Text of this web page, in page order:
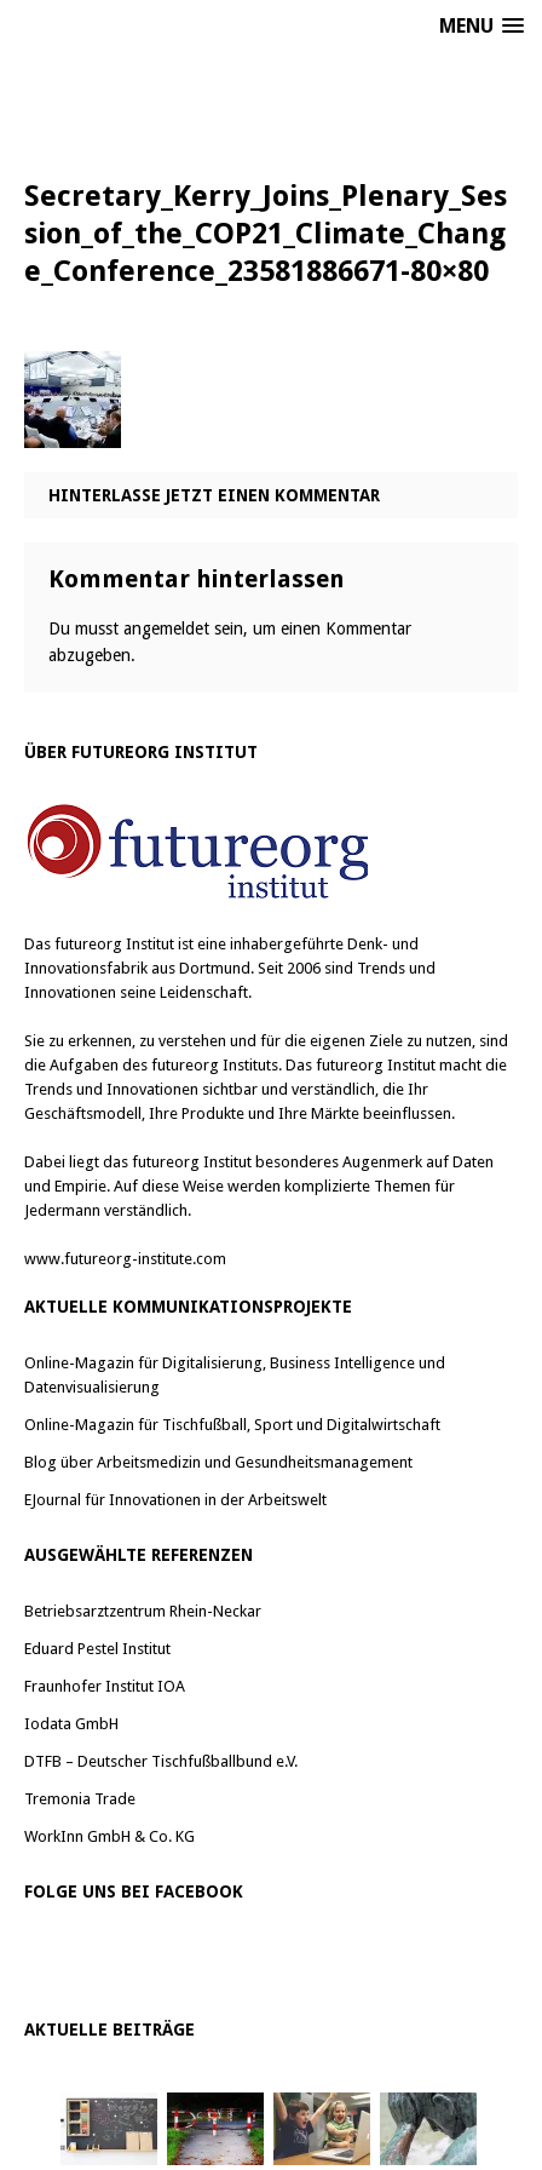
MENU
Secretary_Kerry_Joins_Plenary_Ses
sion_of_the_COP21_Climate_Chang
e_Conference_23581886671-80×80
HINTERLASSE JETZT EINEN KOMMENTAR
Kommentar hinterlassen
Du musst angemeldet sein, um einen Kommentar
abzugeben.
ÜBER FUTUREORG INSTITUT
Das futureorg Institut ist eine inhabergeführte Denk- und
Innovationsfabrik aus Dortmund. Seit 2006 sind Trends und
Innovationen seine Leidenschaft.
Sie zu erkennen, zu verstehen und für die eigenen Ziele zu nutzen, sind
die Aufgaben des futureorg Instituts. Das futureorg Institut macht die
Trends und Innovationen sichtbar und verständlich, die Ihr
Geschäftsmodell, Ihre Produkte und Ihre Märkte beeinflussen.
Dabei liegt das futureorg Institut besonderes Augenmerk auf Daten
und Empirie. Auf diese Weise werden komplizierte Themen für
Jedermann verständlich.
www.futureorg-institute.com
AKTUELLE KOMMUNIKATIONSPROJEKTE
Online-Magazin für Digitalisierung, Business Intelligence und
Datenvisualisierung
Online-Magazin für Tischfußball, Sport und Digitalwirtschaft
Blog über Arbeitsmedizin und Gesundheitsmanagement
EJournal für Innovationen in der Arbeitswelt
AUSGEWÄHLTE REFERENZEN
Betriebsarztzentrum Rhein-Neckar
Eduard Pestel Institut
Fraunhofer Institut IOA
Iodata GmbH
DTFB – Deutscher Tischfußballbund e.V.
Tremonia Trade
WorkInn GmbH & Co. KG
FOLGE UNS BEI FACEBOOK
AKTUELLE BEITRÄGE